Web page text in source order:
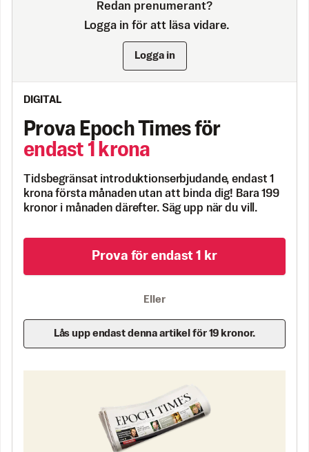
Redan prenumerant?
Logga in för att läsa vidare.
Logga in
DIGITAL
Prova Epoch Times för
endast 1 krona
Tidsbegränsat introduktionserbjudande, endast 1
krona första månaden utan att binda dig! Bara 199
kronor i månaden därefter. Säg upp när du vill.
Prova för endast 1 kr
Eller
Lås upp endast denna artikel för 19 kronor.